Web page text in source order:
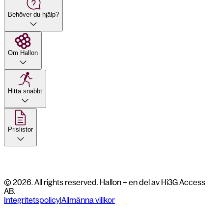
Behöver du hjälp?
Om Hallon
Hitta snabbt
Prislistor
© 2026. All rights reserved. Hallon – en del av Hi3G Access
AB.
Integritetspolicy|Allmänna villkor